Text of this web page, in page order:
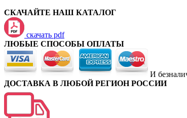
СКАЧАЙТЕ НАШ КАТАЛОГ
скачать pdf
ЛЮБЫЕ СПОСОБЫ ОПЛАТЫ
И
ДОСТАВКА В ЛЮБОЙ РЕГИОН РОССИИ